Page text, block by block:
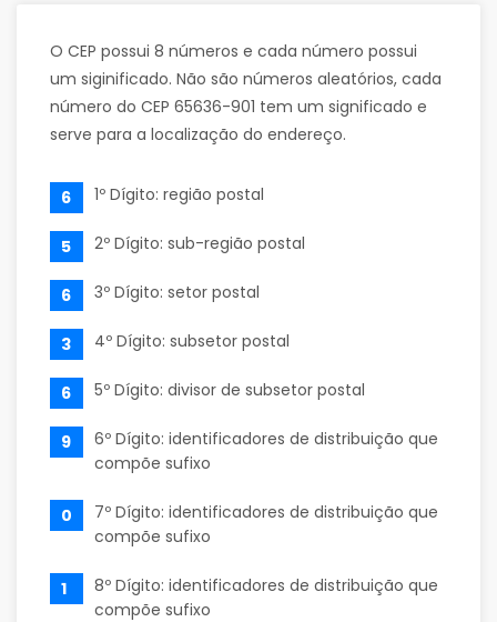
O CEP possui 8 números e cada número possui
um siginificado. Não são números aleatórios, cada
número do CEP 65636-901 tem um significado e
serve para a localização do endereço.
6 1º Dígito: região postal
5 2º Dígito: sub-região postal
6 3º Dígito: setor postal
3 4º Dígito: subsetor postal
6 5º Dígito: divisor de subsetor postal
9
6º Dígito: identificadores de distribuição que
compõe sufixo
0
7º Dígito: identificadores de distribuição que
compõe sufixo
1
8º Dígito: identificadores de distribuição que
compõe sufixo